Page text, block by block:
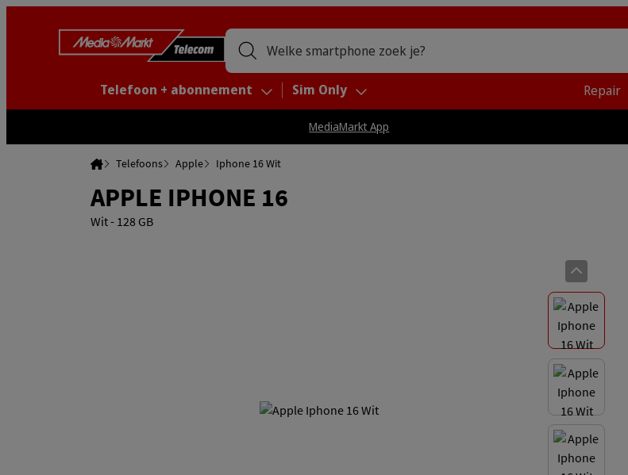
Welke smartphone zoek je?
Telefoon + abonnement Sim Only Repair
MediaMarkt App
HomeTelefoons Apple Iphone 16 Wit
APPLE IPHONE 16
Wit - 128 GB